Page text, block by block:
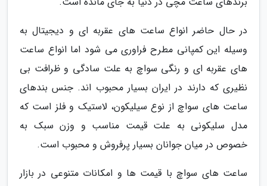
در حال حاضر انواع ساعت های عقربه ای و دیجیتال به
وسیله این کمپانی مطرح فراوری می شود اما انواع ساعت
های عقربه ای و رنگی سواچ به علت سادگی و ظرافت بی
نظیری که دارند در ایران بسیار محبوب اند. جنس بندهای
ساعت های سواچ از نوع سیلیکون، لاستیک و فلز است که
مدل سلیکونی به علت قیمت مناسب و وزن سبک به
خصوص در میان جوانان بسیار پرفروش و محبوب است.
ساعت های سواچ با قیمت ها و امکانات متنوعی در بازار